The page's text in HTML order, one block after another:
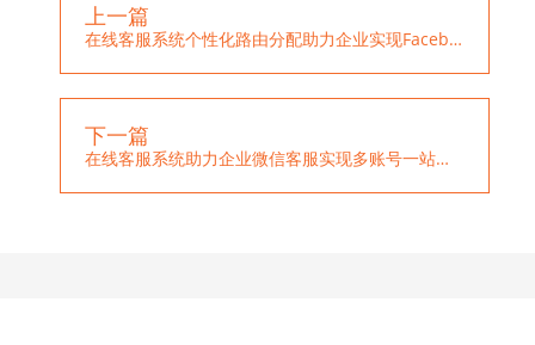
上一篇
在线客服系统个性化路由分配助力企业实现Facebook多账号管理
下一篇
在线客服系统助力企业微信客服实现多账号一站式管理